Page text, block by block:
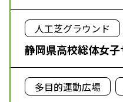
人工芝グラウンド
静岡県高校総体女
多目的運動広場